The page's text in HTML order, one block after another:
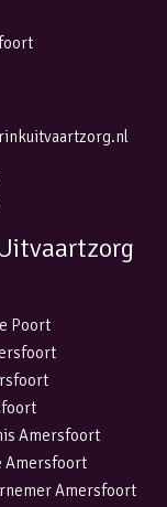
Poort
Amersfoort
Amersfoort
Amersfoort